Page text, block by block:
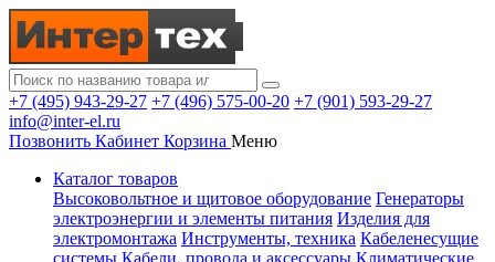
+7 (495) 943-29-27 +7 (496) 575-00-20 +7 (901) 593-29-27
info@inter-el.ru
Позвонить Кабинет Корзина Меню
Каталог товаров
Высоковольтное и щитовое оборудование Генераторы
электроэнергии и элементы питания Изделия для
электромонтажа Инструменты, техника Кабеленесущие
системы Кабели, провода и аксессуары Климатические